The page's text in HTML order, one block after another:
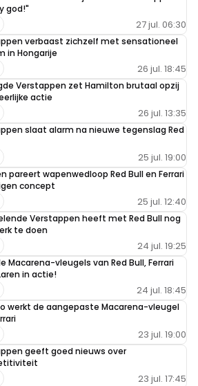
god!"
27 jul. 06:30
verbaast zichzelf met sensationeel
in Hongarije
26 jul. 18:45
Verstappen zet Hamilton brutaal opzij
actie
26 jul. 13:35
slaat alarm na nieuwe tegenslag Red
25 jul. 19:00
pareert wapenwedloop Red Bull en Ferrari
concept
25 jul. 12:40
Verstappen heeft met Red Bull nog
te doen
24 jul. 19:25
Macarena-vleugels van Red Bull, Ferrari
in actie!
24 jul. 18:45
werkt de aangepaste Macarena-vleugel
23 jul. 19:00
geeft goed nieuws over
23 jul. 17:45